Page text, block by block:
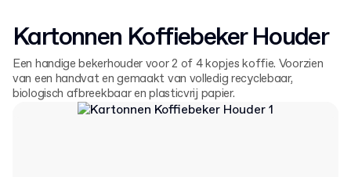
Kartonnen Koffiebeker Houder
Een handige bekerhouder voor 2 of 4 kopjes koffie. Voorzien
van een handvat en gemaakt van volledig recyclebaar,
biologisch afbreekbaar en plasticvrij papier.